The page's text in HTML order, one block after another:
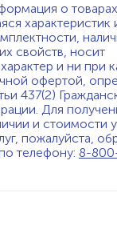
о
характеристик
свойств, носит
и ни при
офертой,
437(2)
Для
и стоимости
пожалуйста,
телефону: 8-